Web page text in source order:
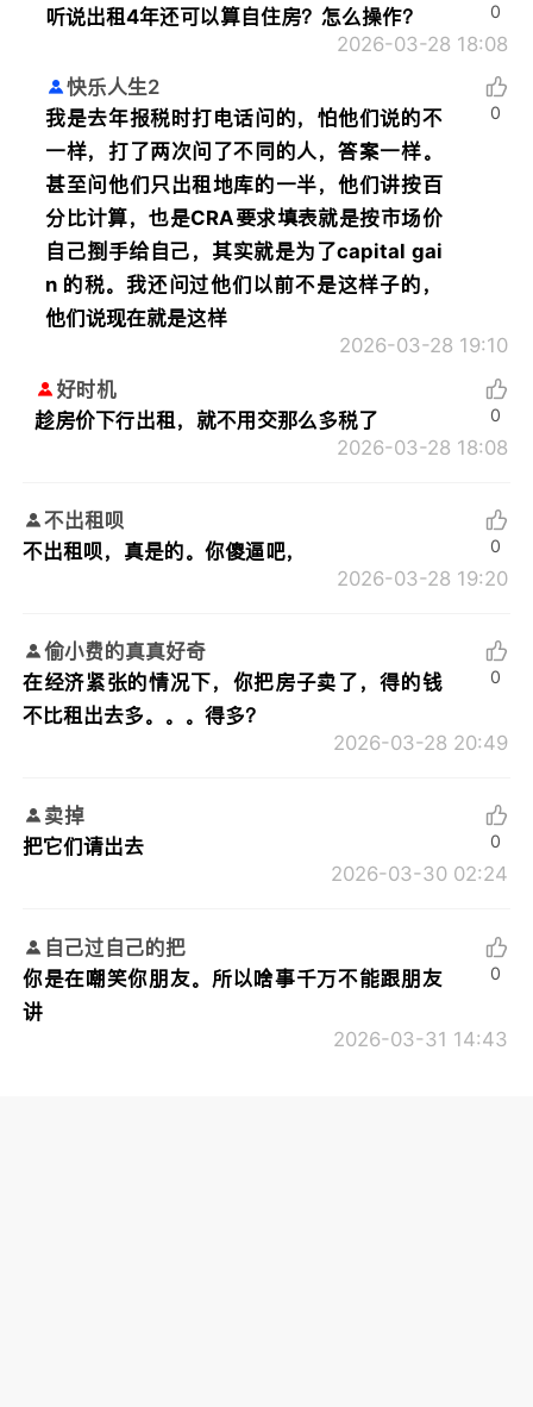
听说出租4年还可以算自住房？怎么操作？
2026-03-28 18:08
0
快乐人生2
我是去年报税时打电话问的，怕他们说的不
一样，打了两次问了不同的人，答案一样。
甚至问他们只出租地库的一半，他们讲按百
分比计算，也是CRA要求填表就是按市场价
自己捯手给自己，其实就是为了capital gai
n 的税。我还问过他们以前不是这样子的，
他们说现在就是这样
2026-03-28 19:10
0
好时机
趁房价下行出租，就不用交那么多税了
2026-03-28 18:08
0
不出租呗
不出租呗，真是的。你傻逼吧，
2026-03-28 19:20
0
偷小费的真真好奇
在经济紧张的情况下，你把房子卖了，得的钱
不比租出去多。。。得多？
2026-03-28 20:49
0
卖掉
把它们请岀去
2026-03-30 02:24
0
自己过自己的把
你是在嘲笑你朋友。所以啥事千万不能跟朋友
讲
2026-03-31 14:43
0